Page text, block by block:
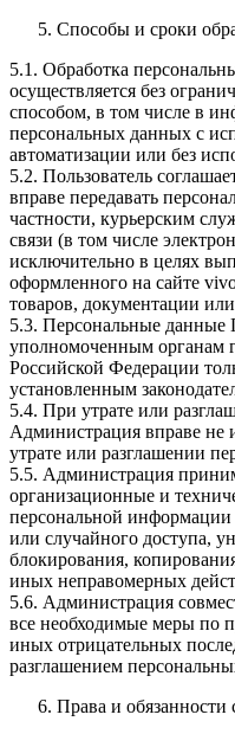
Способы и сроки
5.1. Обработка
осуществляется без
способом, в том числе в
персональных данных с
автоматизации или без
5.2. Пользователь
вправе передавать
частности, курьерским
связи (в том числе
исключительно в целях
оформленного на сайте
товаров, документации
5.3. Персональные данные
уполномоченным органам
Российской Федерации
установленным
5.4. При утрате или
Администрация вправе не
утрате или разглашении
5.5. Администрация
организационные и
персональной информации
или случайного доступа,
блокирования,
иных неправомерных
5.6. Администрация
все необходимые меры по
иных отрицательных
разглашением
Права и обязанности